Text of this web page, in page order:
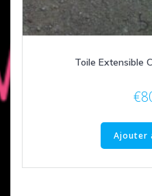
Toile Extensible
€
Ajouter